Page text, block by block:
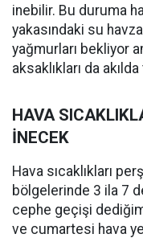
inebilir. Bu duruma
yakasındaki su
yağmurları bekliyor
aksaklıkları da
HAVA
İNECEK
Hava sıcaklıkları
bölgelerinde 3 ila 7
cephe geçişi
ve cumartesi hava